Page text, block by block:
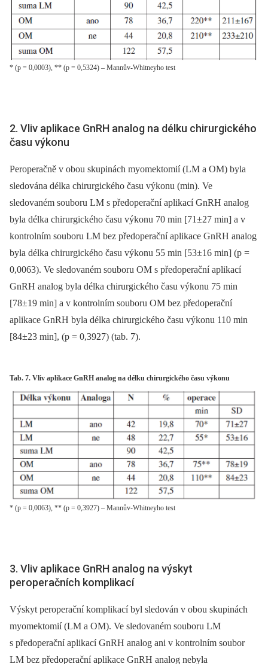
* (p = 0,0003), ** (p = 0,5324) – Mannův-Whitneyho test
2. Vliv aplikace GnRH analog na délku chirurgického
času výkonu
Peroperačně v obou skupinách myomektomií (LM a OM) byla
sledována délka chirurgického času výkonu (min). Ve
sledovaném souboru LM s předoperační aplikací GnRH analog
byla délka chirurgického času výkonu 70 min [71±27 min] a v
kontrolním souboru LM bez předoperační aplikace GnRH analog
byla délka chirurgického času výkonu 55 min [53±16 min] (p =
0,0063). Ve sledovaném souboru OM s předoperační aplikací
GnRH analog byla délka chirurgického času výkonu 75 min
[78±19 min] a v kontrolním souboru OM bez předoperační
aplikace GnRH byla délka chirurgického času výkonu 110 min
[84±23 min], (p = 0,3927) (tab. 7).
Tab. 7. Vliv aplikace GnRH analog na délku chirurgického času výkonu
* (p = 0,0063), ** (p = 0,3927) – Mannův-Whitneyho test
3. Vliv aplikace GnRH analog na výskyt
peroperačních komplikací
Výskyt peroperační komplikací byl sledován v obou skupinách
myomektomií (LM a OM). Ve sledovaném souboru LM
s předoperační aplikací GnRH analog ani v kontrolním soubor
LM bez předoperační aplikace GnRH analog nebyla